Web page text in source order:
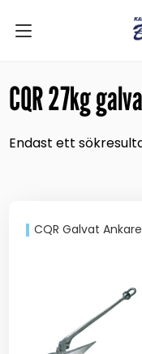
CQR 27kg
Endast ett
CQR Galvat Ankare